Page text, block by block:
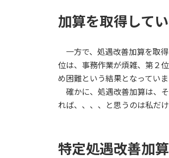
加算を取得して
一方で、処遇改善加算を取
位は、事務作業が煩雑、第２
め困難という結果となっていま
確かに、処遇改善加算は、
れば、、、、と思うのは私だけ
特定処遇改善加